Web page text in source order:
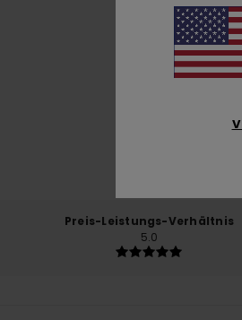
Preis-Leistungs-Verhältnis
5.0